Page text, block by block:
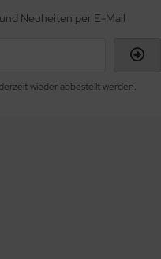
Neuheiten per E-Mail
wieder abbestellt werden.